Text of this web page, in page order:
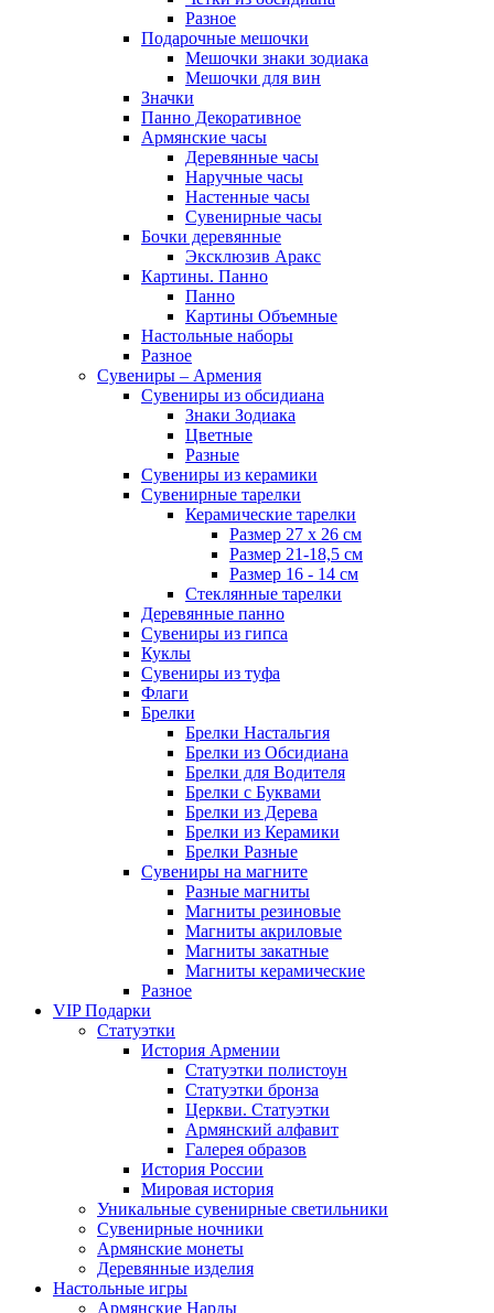
Разное
Подарочные мешочки
Мешочки знаки зодиака
Мешочки для вин
Значки
Панно Декоративное
Армянские часы
Деревянные часы
Наручные часы
Настенные часы
Сувенирные часы
Бочки деревянные
Эксклюзив Аракс
Картины. Панно
Панно
Картины Объемные
Настольные наборы
Разное
Сувениры – Армения
Сувениры из обсидиана
Знаки Зодиака
Цветные
Разные
Сувениры из керамики
Сувенирные тарелки
Керамические тарелки
Размер 27 х 26 см
Размер 21-18,5 см
Размер 16 - 14 см
Стеклянные тарелки
Деревянные панно
Сувениры из гипса
Куклы
Сувениры из туфа
Флаги
Брелки
Брелки Настальгия
Брелки из Обсидиана
Брелки для Водителя
Брелки с Буквами
Брелки из Дерева
Брелки из Керамики
Брелки Разные
Сувениры на магните
Разные магниты
Магниты резиновые
Магниты акриловые
Магниты закатные
Магниты керамические
Разное
VIP Подарки
Статуэтки
История Армении
Статуэтки полистоун
Статуэтки бронза
Церкви. Статуэтки
Армянский алфавит
Галерея образов
История России
Мировая история
Уникальные сувенирные светильники
Сувенирные ночники
Армянские монеты
Деревянные изделия
Настольные игры
Армянские Нарды